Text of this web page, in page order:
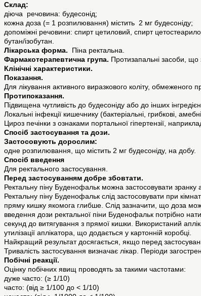
Склад:
діюча речовина: будесонід;
кожна доза (= 1 розпилювання) містить 2 мг будесоніду;
допоміжні речовини: спирт цетиловий, спирт
бутан/ізобутан.
Лікарська форма. Піна ректальна.
Фармакотерапевтична група. Протизапальні засоби, що
Клінічні характеристики.
Показання.
Для лікування активного виразкового коліту,
Протипоказання.
Підвищена чутливість до будесоніду або до інших
Локальні інфекції кишечнику (бактеріальні, грибкові,
Цироз печінки з ознаками портальної гіпертензії,
Спосіб застосування та дози.
Застосовують дорослим:
одне розпилювання, що містить 2 мг будесоніду, на добу.
Спосіб введення
Для ректального застосування.
Перед застосуванням добре збовтати.
Ректальну піну Буденофальк можна застосовувати зранку
Ректальну піну Буденофальк слід застосовувати при
пряму кишку якомога глибше. Слід зазначити, що доза
введення дози ректальної піни Буденофальк потрібно
секунд до витягування з прямої кишки. Використаний
утилізації аплікатора, що додається у картонній коробці.
Найкращий результат досягається, якщо перед
Тривалість застосування визначає лікар. Періоди
Побічні реакції.
Оцінку побічних явищ проводять за такими частотами:
дуже часто: (≥ 1/10)
часто: (від ≥ 1/100 до < 1/10)